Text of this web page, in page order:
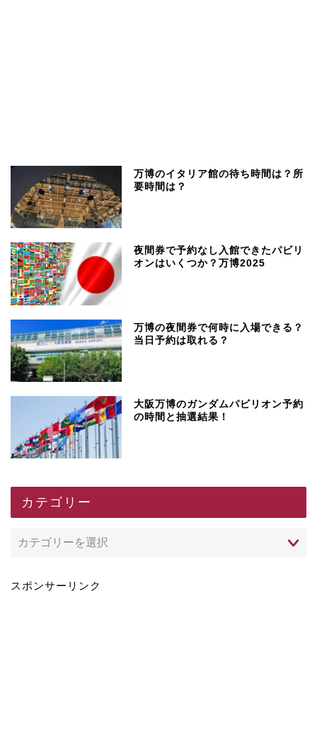
万博のイタリア館の待ち時間は？所
要時間は？
夜間券で予約なし入館できたパビリ
オンはいくつか？万博2025
万博の夜間券で何時に入場できる？
当日予約は取れる？
大阪万博のガンダムパビリオン予約
の時間と抽選結果！
カテゴリー
スポンサーリンク